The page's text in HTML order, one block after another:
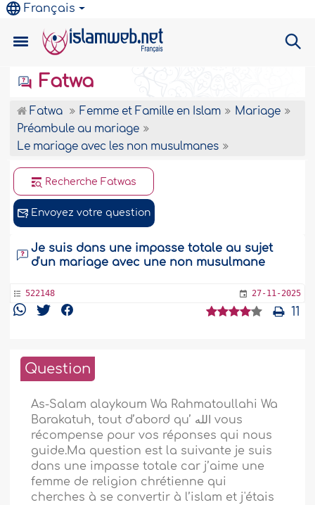
Français
Fatwa
Fatwa Femme et Famille en Islam
Mariage
Préambule au mariage
Le mariage avec les non musulmanes
Recherche Fatwas
Envoyez votre question
Je suis dans une impasse totale au sujet
d'un mariage avec une non musulmane
522148 27-11-2025
11
Question
As-Salam alaykoum Wa Rahmatoullahi Wa
Barakatuh, tout d’abord qu’ الله vous
récompense pour vos réponses qui nous
guide.Ma question est la suivante je suis
dans une impasse totale car j’aime une
femme de religion chrétienne qui
cherches à se convertir à l’islam et j'étais